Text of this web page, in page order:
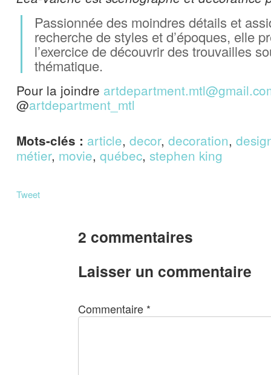
Passionnée des moindres détails et
recherche de styles et d’époques, elle
l’exercice de découvrir des trouvailles
thématique.
Pour la joindre
@artdepartment_mtl
Mots-clés : article, decor, decoration,
métier, movie, québec, stephen king
Tweet
2 commentaires
Laisser un commentaire
Commentaire *